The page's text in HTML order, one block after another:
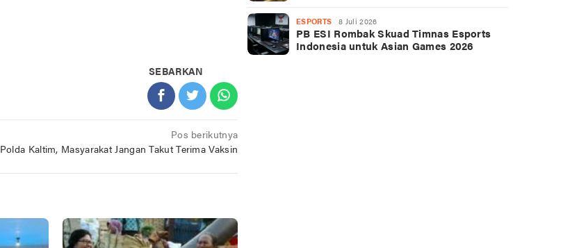
SEBARKAN
Pos berikutnya
Polda Kaltim, Masyarakat Jangan Takut Terima Vaksin
ESPORTS 8 Juli 2026
PB ESI Rombak Skuad Timnas Esports
Indonesia untuk Asian Games 2026